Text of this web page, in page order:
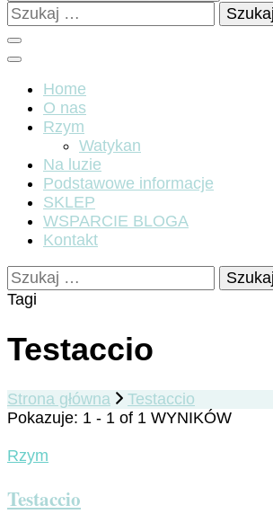
Szukaj:
Home
O nas
Rzym
Watykan
Na luzie
Podstawowe informacje
SKLEP
WSPARCIE BLOGA
Kontakt
Szukaj:
Tagi
Testaccio
Strona główna
Testaccio
Pokazuje: 1 - 1 of 1 WYNIKÓW
Rzym
Testaccio